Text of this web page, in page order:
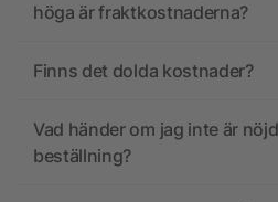
höga är fraktkostnaderna?
Finns det dolda kostnader?
Vad händer om jag inte är
beställning?